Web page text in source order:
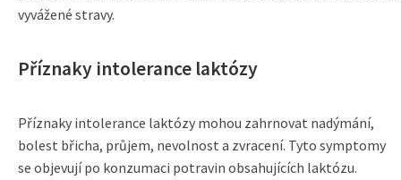
vyvážené stravy.
Příznaky intolerance laktózy
Příznaky intolerance laktózy mohou zahrnovat nadýmání,
bolest břicha, průjem, nevolnost a zvracení. Tyto symptomy
se objevují po konzumaci potravin obsahujících laktózu.